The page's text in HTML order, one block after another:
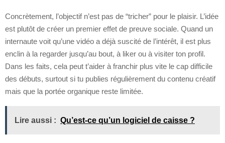
Concrètement, l’objectif n’est pas de “tricher” pour le plaisir. L’idée
est plutôt de créer un premier effet de preuve sociale. Quand un
internaute voit qu’une vidéo a déjà suscité de l’intérêt, il est plus
enclin à la regarder jusqu’au bout, à liker ou à visiter ton profil.
Dans les faits, cela peut t’aider à franchir plus vite le cap difficile
des débuts, surtout si tu publies régulièrement du contenu créatif
mais que la portée organique reste limitée.
Lire aussi : Qu’est-ce qu’un logiciel de caisse ?